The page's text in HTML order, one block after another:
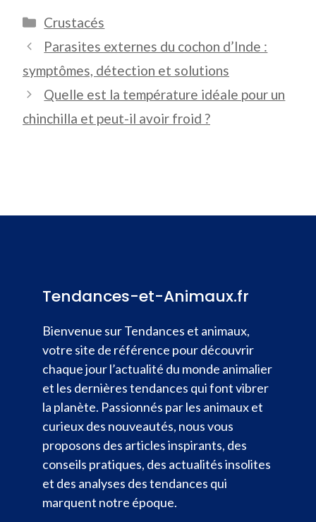
Catégories
Crustacés
Parasites externes du cochon d’Inde :
symptômes, détection et solutions
Quelle est la température idéale pour un
chinchilla et peut-il avoir froid ?
Tendances-et-Animaux.fr
Bienvenue sur Tendances et animaux,
votre site de référence pour découvrir
chaque jour l’actualité du monde animalier
et les dernières tendances qui font vibrer
la planète. Passionnés par les animaux et
curieux des nouveautés, nous vous
proposons des articles inspirants, des
conseils pratiques, des actualités insolites
et des analyses des tendances qui
marquent notre époque.